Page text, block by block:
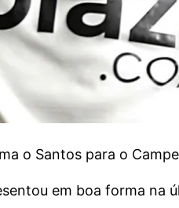
o Santos para o
em boa forma na